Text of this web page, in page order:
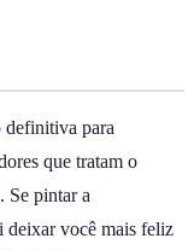
definitiva para
que tratam o
Se pintar a
deixar você mais feliz